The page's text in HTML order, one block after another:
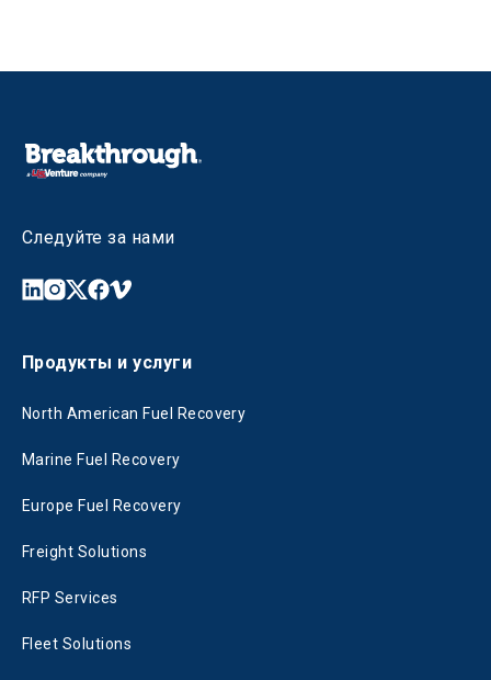
Следуйте за нами
Продукты и услуги
North American Fuel Recovery
Marine Fuel Recovery
Europe Fuel Recovery
Freight Solutions
RFP Services
Fleet Solutions